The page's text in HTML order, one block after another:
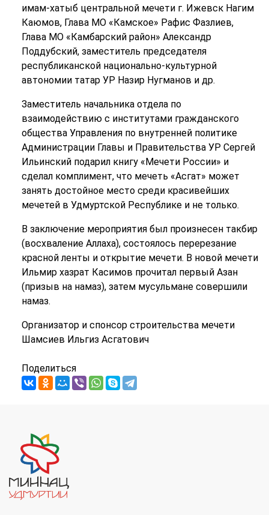
имам-хатыб центральной мечети г. Ижевск Нагим
Каюмов, Глава МО «Камское» Рафис Фазлиев,
Глава МО «Камбарский район» Александр
Поддубский, заместитель председателя
республиканской национально-культурной
автономии татар УР Назир Нугманов и др.
Заместитель начальника отдела по
взаимодействию с институтами гражданского
общества Управления по внутренней политике
Администрации Главы и Правительства УР Сергей
Ильинский подарил книгу «Мечети России» и
сделал комплимент, что мечеть «Асгат» может
занять достойное место среди красивейших
мечетей в Удмуртской Республике и не только.
В заключение мероприятия был произнесен такбир
(восхваление Аллаха), состоялось перерезание
красной ленты и открытие мечети. В новой мечети
Ильмир хазрат Касимов прочитал первый Азан
(призыв на намаз), затем мусульмане совершили
намаз.
Организатор и спонсор строительства мечети
Шамсиев Ильгиз Асгатович
Поделиться